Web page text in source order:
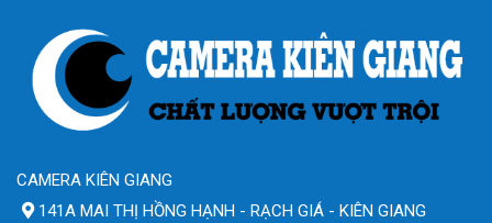
CAMERA KIÊN GIANG
141A MAI THỊ HỒNG HẠNH - RẠCH GIÁ - KIÊN GIANG